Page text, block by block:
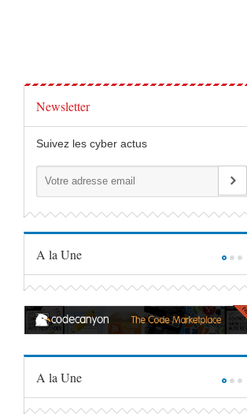
Newsletter
Suivez les cyber actus
A la Une
A la Une